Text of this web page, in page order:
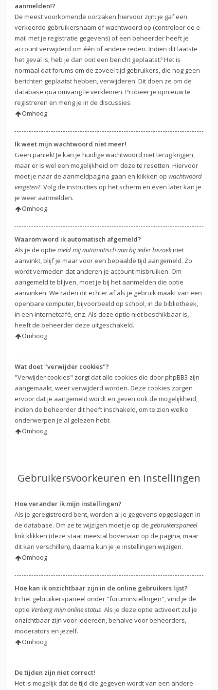
aanmelden!?
De meest voorkomende oorzaken hiervoor zijn: je gaf een
verkeerde gebruikersnaam of wachtwoord op (controleer de e-
mail met je registratie gegevens) of een beheerder heeft je
account verwijderd om één of andere reden. Indien dit laatste
het geval is, heb je dan ooit een bericht geplaatst? Het is
normaal dat forums om de zoveel tijd gebruikers, die nog geen
berichten geplaatst hebben, verwijderen. Dit doen ze om de
database qua omvang te verkleinen. Probeer je opnieuw te
registreren en meng je in de discussies.
Omhoog
Ik weet mijn wachtwoord niet meer!
Geen paniek! Je kan je huidige wachtwoord niet terug krijgen,
maar er is wel een mogelijkheid om deze te resetten. Hiervoor
moet je naar de aanmeldpagina gaan en klikken op wachtwoord
vergeten?. Volg de instructies op het scherm en even later kan je
je weer aanmelden.
Omhoog
Waarom word ik automatisch afgemeld?
Als je de optie meld mij automatisch aan bij ieder bezoekniet
aanvinkt, blijf je maar voor een bepaalde tijd aangemeld. Zo
wordt vermeden dat anderen je account misbruiken. Om
aangemeld te blijven, moet je bij het aanmelden die optie
aanvinken. We raden dit echter af als je gebruik maakt van een
openbare computer, bijvoorbeeld op school, in de bibliotheek,
in een internetcafé, enz. Als deze optie niet beschikbaar is,
heeft de beheerder deze uitgeschakeld.
Omhoog
Wat doet "verwijder cookies"?
"Verwijder cookies" zorgt dat alle cookies die door phpBB3 zijn
aangemaakt, weer verwijderd worden. Deze cookies zorgen
ervoor dat je aangemeld wordt en geven ook de mogelijkheid,
indien de beheerder dit heeft inschakeld, om te zien welke
onderwerpen je al gelezen hebt.
Omhoog
Gebruikersvoorkeuren en instellingen
Hoe verander ik mijn instellingen?
Als je geregistreerd bent, worden al je gegevens opgeslagen in
de database. Om ze te wijzigen moet je op de gebruikerspaneel
link klikken (deze staat meestal bovenaan op de pagina, maar
dit kan verschillen), daarna kun je je instellingen wijzigen.
Omhoog
Hoe kan ik onzichtbaar zijn in de online gebruikers lijst?
In het gebruikerspaneel onder "foruminstellingen", vind je de
optie Verberg mijn online status. Als je deze optie activeert zul je
onzichtbaar zijn voor iedereen, behalve voor beheerders,
moderators en jezelf.
Omhoog
De tijden zijn niet correct!
Het is mogelijk dat de tijd die gegeven wordt van een andere